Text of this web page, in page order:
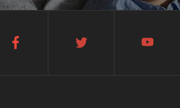
facebook twitter youtube